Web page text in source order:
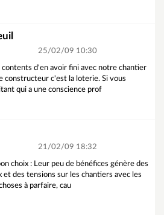
25/02/09 10:30
contents d'en avoir fini avec notre chantier
constructeur c'est la loterie. Si vous
qui a une conscience prof
21/02/09 18:32
choix : Leur peu de bénéfices génère des
des tensions sur les chantiers avec les
à parfaire, cau